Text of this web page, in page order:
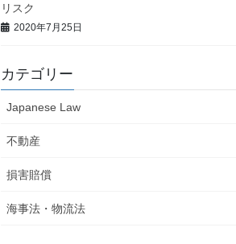
リスク
2020年7月25日
カテゴリー
Japanese Law
不動産
損害賠償
海事法・物流法